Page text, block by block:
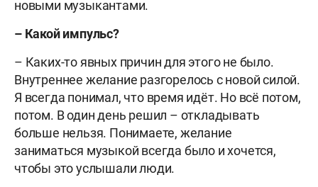
новыми музыкантами.
– Какой импульс?
– Каких-то явных причин для этого не было.
Внутреннее желание разгорелось с новой силой.
Я всегда понимал, что время идёт. Но всё потом,
потом. В один день решил – откладывать
больше нельзя. Понимаете, желание
заниматься музыкой всегда было и хочется,
чтобы это услышали люди.